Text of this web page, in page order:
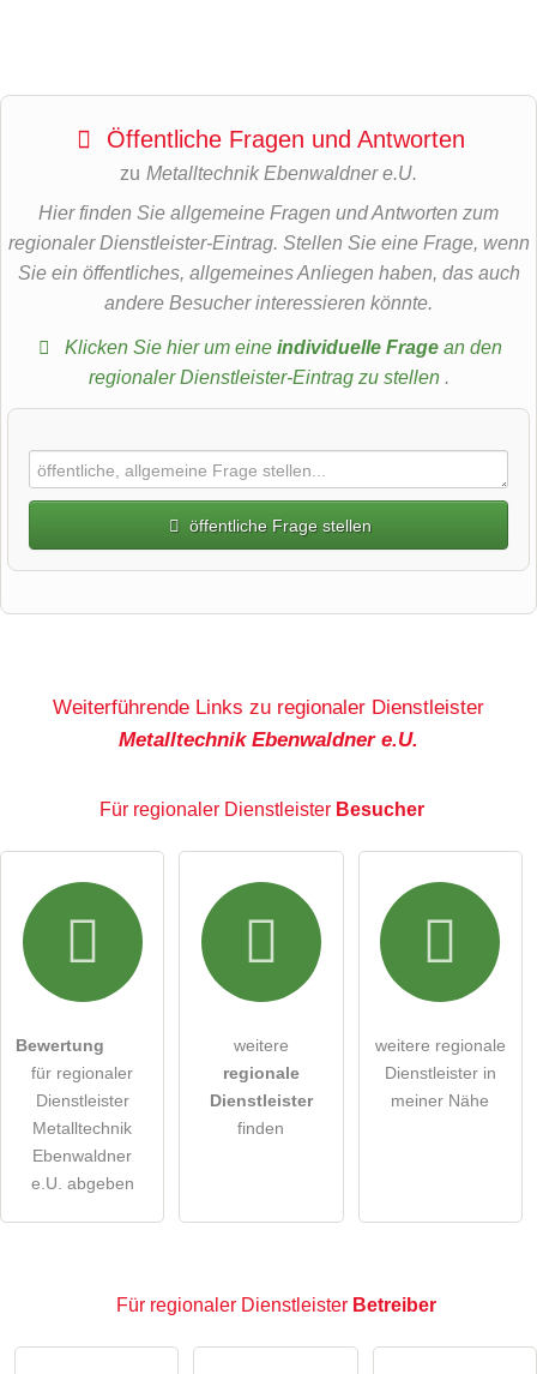
Öffentliche Fragen und Antworten
zu Metalltechnik Ebenwaldner e.U.
Hier finden Sie allgemeine Fragen und Antworten zum
regionaler Dienstleister-Eintrag. Stellen Sie eine Frage, wenn
Sie ein öffentliches, allgemeines Anliegen haben, das auch
andere Besucher interessieren könnte.
Klicken Sie hier um eine individuelle Fragean den
regionaler Dienstleister-Eintrag zu stellen .
öffentliche Frage stellen
Hiermit akzeptiere ich die .
Die Datenschutzerklärunghabe ich zur Kenntnis genommen.
Hinweis: Bitte beachten Sie, öffentliche Fragen sind
alle Besucher sichtbar
Klicken Sie hier um eine
regionaler Dienstleister-Eintrag zu stellen
Weiterführende Links zu regionaler Dienstleister
Metalltechnik Ebenwaldner e.U.
Für regionaler Dienstleister Besucher
Bewertung
für regionaler
Dienstleister
Metalltechnik
Ebenwaldner
e.U. abgeben
weitere
regionale
Dienstleister
finden
weitere regionale
Dienstleister in
meiner Nähe
Für regionaler Dienstleister Betreiber